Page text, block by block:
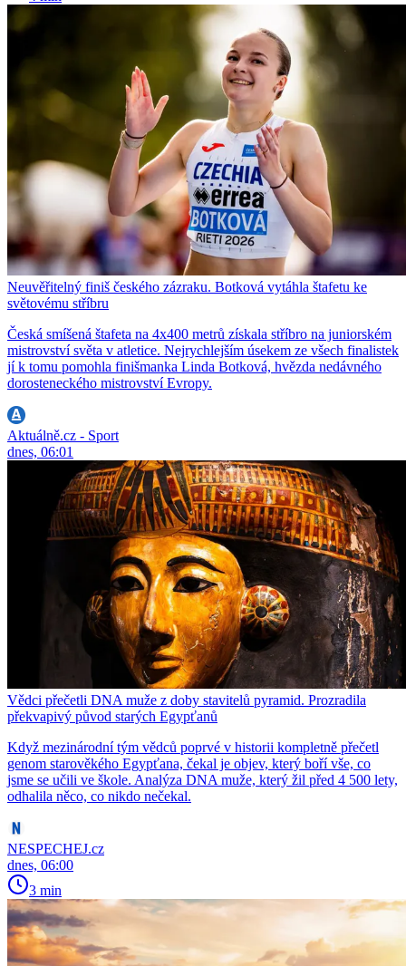
Neuvěřitelný finiš českého zázraku. Botková vytáhla štafetu ke
světovému stříbru
Česká smíšená štafeta na 4x400 metrů získala stříbro na juniorském
mistrovství světa v atletice. Nejrychlejším úsekem ze všech finalistek
jí k tomu pomohla finišmanka Linda Botková, hvězda nedávného
dorosteneckého mistrovství Evropy.
Aktuálně.cz - Sport
dnes, 06:01
Vědci přečetli DNA muže z doby stavitelů pyramid. Prozradila
překvapivý původ starých Egypťanů
Když mezinárodní tým vědců poprvé v historii kompletně přečetl
genom starověkého Egypťana, čekal je objev, který boří vše, co
jsme se učili ve škole. Analýza DNA muže, který žil před 4 500 lety,
odhalila něco, co nikdo nečekal.
NESPECHEJ.cz
dnes, 06:00
3 min